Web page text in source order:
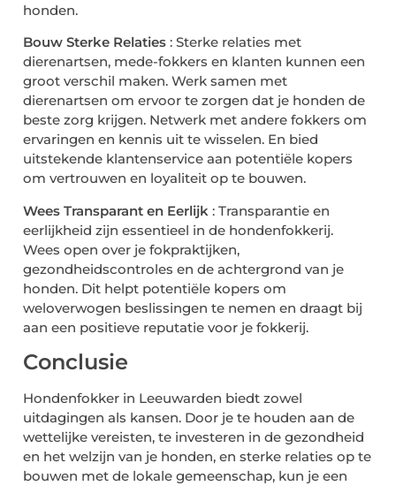
honden.
Bouw Sterke Relaties : Sterke relaties met
dierenartsen, mede-fokkers en klanten kunnen een
groot verschil maken. Werk samen met
dierenartsen om ervoor te zorgen dat je honden de
beste zorg krijgen. Netwerk met andere fokkers om
ervaringen en kennis uit te wisselen. En bied
uitstekende klantenservice aan potentiële kopers
om vertrouwen en loyaliteit op te bouwen.
Wees Transparant en Eerlijk : Transparantie en
eerlijkheid zijn essentieel in de hondenfokkerij.
Wees open over je fokpraktijken,
gezondheidscontroles en de achtergrond van je
honden. Dit helpt potentiële kopers om
weloverwogen beslissingen te nemen en draagt bij
aan een positieve reputatie voor je fokkerij.
Conclusie
Hondenfokker in Leeuwarden biedt zowel
uitdagingen als kansen. Door je te houden aan de
wettelijke vereisten, te investeren in de gezondheid
en het welzijn van je honden, en sterke relaties op te
bouwen met de lokale gemeenschap, kun je een